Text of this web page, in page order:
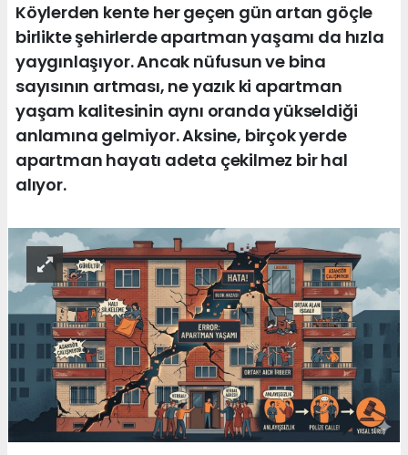
Köylerden kente her geçen gün artan göçle
birlikte şehirlerde apartman yaşamı da hızla
yaygınlaşıyor. Ancak nüfusun ve bina
sayısının artması, ne yazık ki apartman
yaşam kalitesinin aynı oranda yükseldiği
anlamına gelmiyor. Aksine, birçok yerde
apartman hayatı adeta çekilmez bir hal
alıyor.